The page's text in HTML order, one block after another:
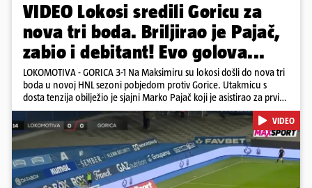
VIDEO Lokosi sredili Goricu za
nova tri boda. Briljirao je Pajač,
zabio i debitant! Evo golova...
LOKOMOTIVA - GORICA 3-1 Na Maksimiru su lokosi došli do nova tri
boda u novoj HNL sezoni pobjedom protiv Gorice. Utakmicu s
dosta tenzija obilježio je sjajni Marko Pajač koji je asistirao za prvi
gol Mariću, a zakuhao drugi kada je Kavelj zabio auto-gol.
Bogojević je smanjio, Gorica je pritiskala i nizala šanse, ali onda
primila kontru pred kraj. Lokosi sele na vrh tablice s Osijekom
VIDEO